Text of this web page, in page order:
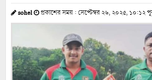
sohel প্রকাশের সময় : সেপ্টেম্বর ২৬, ২০২৫, ১০:১২